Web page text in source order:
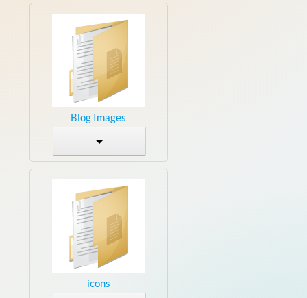
Blog Images
icons